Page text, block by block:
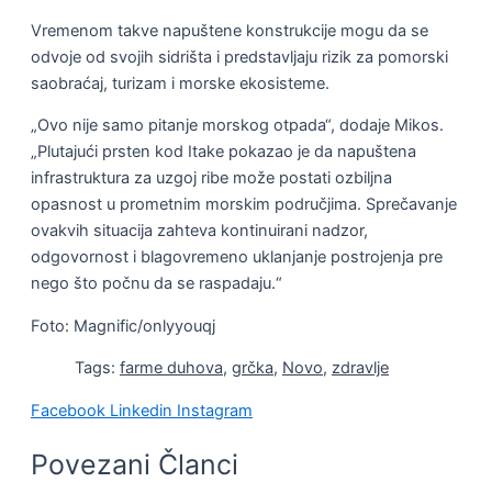
Vremenom takve napuštene konstrukcije mogu da se
odvoje od svojih sidrišta i predstavljaju rizik za pomorski
saobraćaj, turizam i morske ekosisteme.
„Ovo nije samo pitanje morskog otpada“, dodaje Mikos.
„Plutajući prsten kod Itake pokazao je da napuštena
infrastruktura za uzgoj ribe može postati ozbiljna
opasnost u prometnim morskim područjima. Sprečavanje
ovakvih situacija zahteva kontinuirani nadzor,
odgovornost i blagovremeno uklanjanje postrojenja pre
nego što počnu da se raspadaju.“
Foto: Magnific/onlyyouqj
Tags: farme duhova, grčka, Novo, zdravlje
Facebook Linkedin Instagram
Povezani Članci